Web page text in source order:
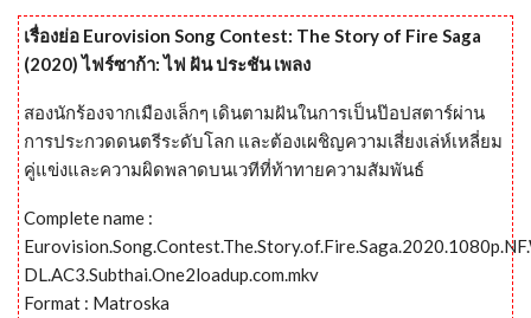
เรื่องย่อ Eurovision Song Contest: The Story of Fire Saga
(2020) ไฟร์ซาก้า: ไฟ ฝัน ประชัน เพลง
สองนักร้องจากเมืองเล็กๆ เดินตามฝันในการเป็นป๊อปสตาร์ผ่าน
การประกวดดนตรีระดับโลก และต้องเผชิญความเสี่ยงเล่ห์เหลี่ยม
คู่แข่งและความผิดพลาดบนเวทีที่ท้าทายความสัมพันธ์
Complete name :
DL.AC3.Subthai.One2loadup.com.mkv
Format : Matroska